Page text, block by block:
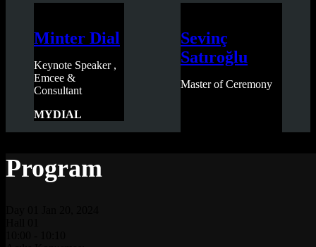
Minter Dial
Keynote Speaker ,
Emcee &
Consultant
MYDIAL
Sevinç
Satıroğlu
Master of Ceremony
Program